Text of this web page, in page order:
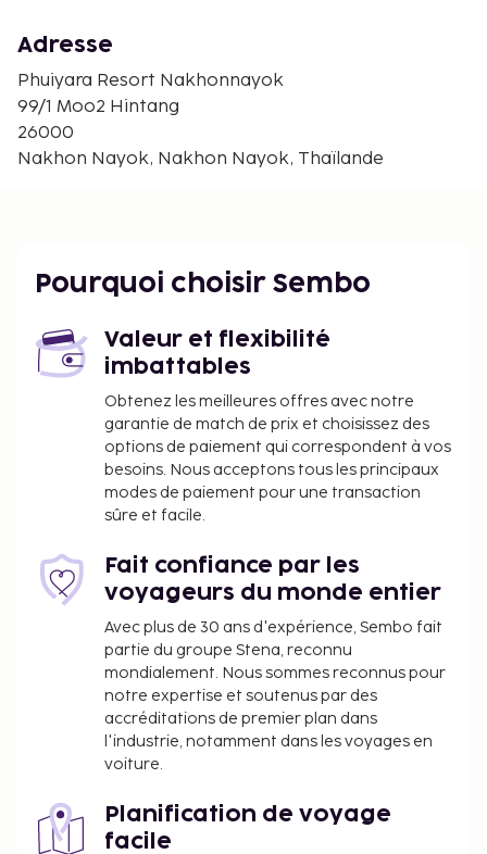
Temple bouddhiste Wat Tham Sarika - 8 km
Marché de nuit Thai Tiew Tawan - 10,4 km
Cascade Sarika - 10,6 km
Temple bouddhiste Wat Phrammani - 12,5 km
Lac Huai Preu - 17,6 km
The Khao Cha-Ngok Golf & Country Club - 29,8 km
sont :
Bangkok (DMK-Aéroport international de Don
Mueang) - 99,2 km
Aéroport international de Suvarnabhumi (BKK) -
La réception n'est pas ouverte en continu. Un
parking gratuit est disponible dans l'enceinte de
nombreuses options de loisirs disponibles dans
l'hébergement, notamment une piscine extérieure,
ou admirez la vue qui vous est offerte depuis un
jardin. Vous pourrez reprendre des forces à
restaurant ou dans un des un café de cet hôtel. Un
petit déjeuner buffet est servi tous les jours de
07 h 00 à 10 h 00 moyennant un supplément.
Vous devrez payer les frais suivants à
taxes applicables :
Dépôt de garantie : 500 THB par hébergement,
Adresse
Phuiyara Resort Nakhonnayok
99/1 Moo2 Hintang
26000
Nakhon Nayok, Nakhon Nayok, Thaïlande
Pourquoi choisir Sembo
Valeur et flexibilité
imbattables
Obtenez les meilleures offres avec notre
garantie de match de prix et choisissez des
options de paiement qui correspondent à vos
besoins. Nous acceptons tous les principaux
modes de paiement pour une transaction
sûre et facile.
Fait confiance par les
voyageurs du monde entier
Avec plus de 30 ans d'expérience, Sembo fait
partie du groupe Stena, reconnu
mondialement. Nous sommes reconnus pour
notre expertise et soutenus par des
accréditations de premier plan dans
l'industrie, notamment dans les voyages en
voiture.
Planification de voyage
facile